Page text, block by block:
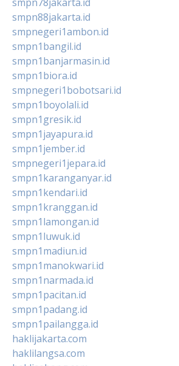
smpn88jakarta.id
smpnegeri1ambon.id
smpn1bangil.id
smpn1banjarmasin.id
smpn1biora.id
smpnegeri1bobotsari.id
smpn1boyolali.id
smpn1gresik.id
smpn1jayapura.id
smpn1jember.id
smpnegeri1jepara.id
smpn1karanganyar.id
smpn1kendari.id
smpn1kranggan.id
smpn1lamongan.id
smpn1luwuk.id
smpn1madiun.id
smpn1manokwari.id
smpn1narmada.id
smpn1pacitan.id
smpn1padang.id
smpn1pailangga.id
haklijakarta.com
haklilangsa.com